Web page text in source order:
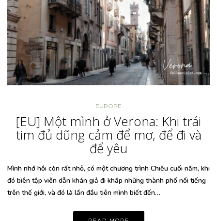
EUROPE
[EU] Một mình ở Verona: Khi trái
tim đủ dũng cảm để mơ, để đi và
để yêu
Mình nhớ hồi còn rất nhỏ, có một chương trình Chiều cuối năm, khi
đó biên tập viên dẫn khán giả đi khắp những thành phố nổi tiếng
trên thế giới, và đó là lần đầu tiên mình biết đến…